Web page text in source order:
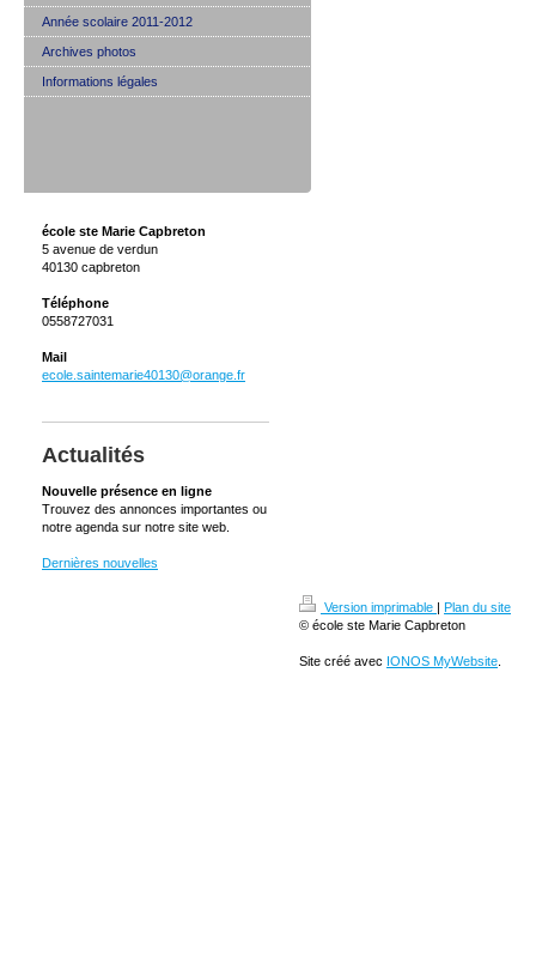
Année scolaire 2011-2012
Archives photos
Informations légales
école ste Marie Capbreton
5 avenue de verdun
40130 capbreton
Téléphone
0558727031
Mail
ecole.saintemarie40130@orange.fr
Actualités
Nouvelle présence en ligne
Trouvez des annonces importantes ou
notre agenda sur notre site web.
Dernières nouvelles
Version imprimable | Plan du site
© école ste Marie Capbreton
Site créé avec IONOS MyWebsite